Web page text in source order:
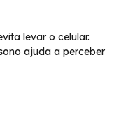
levar o celular.
ajuda a perceber